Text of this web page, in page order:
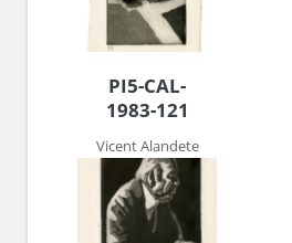
PI5-CAL-
1983-121
Vicent Alandete